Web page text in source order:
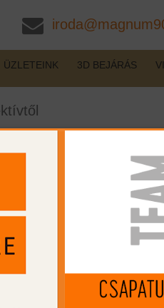
ÜZLETEINK 3D BEJÁRÁS
Steiner
MIP kártya jóváírás: 14476